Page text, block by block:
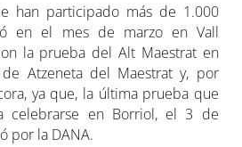
han participado más de 1.000
en el mes de marzo en Vall
la prueba del Alt Maestrat en
de Atzeneta del Maestrat y, por
ya que, la última prueba que
celebrarse en Borriol, el 3 de
por la DANA.